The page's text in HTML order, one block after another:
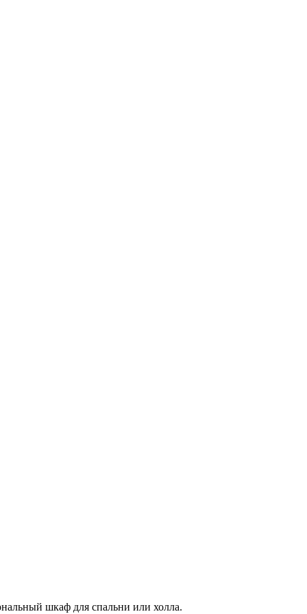
шкаф для спальни или холла.